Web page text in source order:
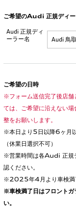
ご希望のAudi 正規ディ
Audi 正規ディ
ーラー名
ご希望の日時
※フォーム送信完了後店舗
ては、ご希望に沿えない
整をお願いします。
※本日より5日以降6ヶ月
（休業日選択不可）
※営業時間は各Audi 正規
認ください。
※2025年4月より車検満
※車検満了日はフロントガ
い。